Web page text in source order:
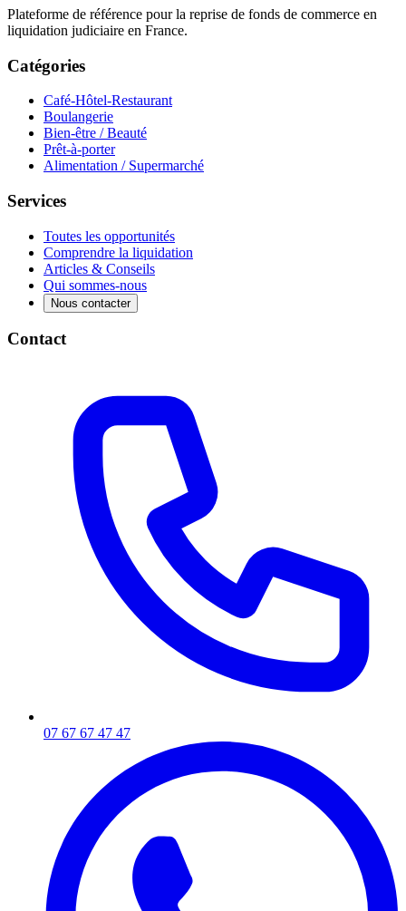
Plateforme de référence pour la reprise de fonds de commerce en
liquidation judiciaire en France.
Catégories
Café-Hôtel-Restaurant
Boulangerie
Bien-être / Beauté
Prêt-à-porter
Alimentation / Supermarché
Services
Toutes les opportunités
Comprendre la liquidation
Articles & Conseils
Qui sommes-nous
Nous contacter
Contact
07 67 67 47 47